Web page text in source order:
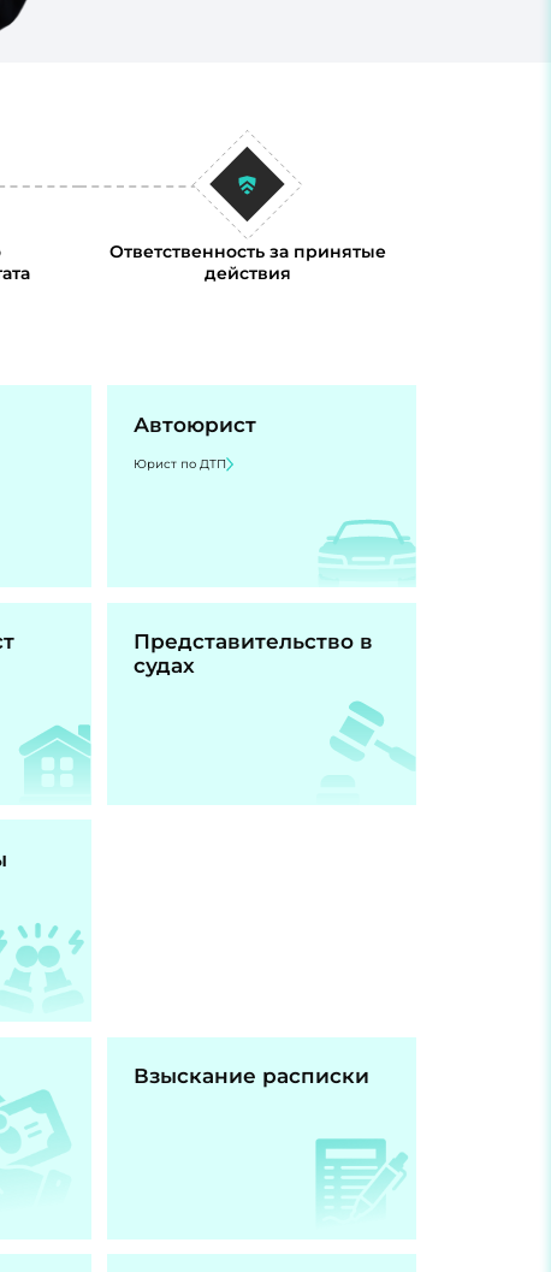
Ответственность за принятые
действия
Автоюрист
Юрист по ДТП
Представительство в
судах
Взыскание расписки